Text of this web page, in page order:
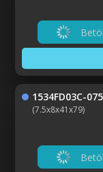
1534FD03C-
(7.5x8x41x79)